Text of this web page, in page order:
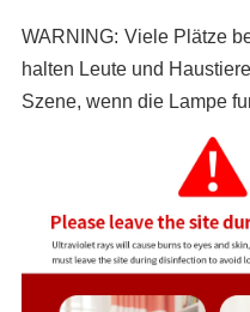
WARNING: Viele Plätze
halten Leute und
Szene, wenn die Lampe